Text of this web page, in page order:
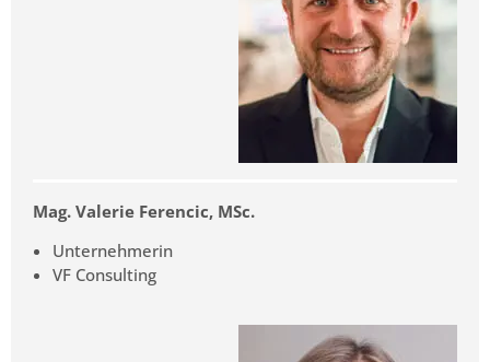
Mag. Valerie Ferencic, MSc.
Unternehmerin
VF Consulting